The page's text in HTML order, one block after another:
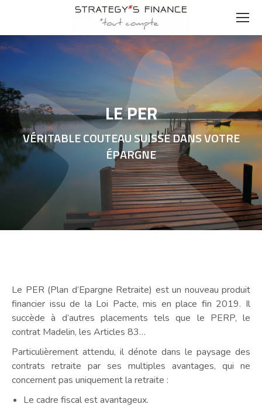
LE PER
VÉRITABLE COUTEAU SUISSE DANS VOTRE
ÉPARGNE
Le PER (Plan d’Epargne Retraite) est un nouveau produit
financier issu de la Loi Pacte, mis en place fin 2019. Il
succède à d’autres placements tels que le PERP, le
contrat Madelin, les Articles 83…
Particulièrement attendu, il dénote dans le paysage des
contrats retraite par ses multiples avantages, qui ne
concernent pas uniquement la retraite :
Le cadre fiscal est avantageux.